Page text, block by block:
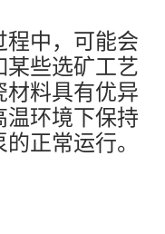
中，可能会
些选矿工艺
料具有优异
环境下保持
正常运行。